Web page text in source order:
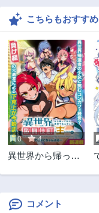
第11話
第9.2話
2年前
第8.2話
2年前
第8話
2年前
第7.2話
2年前
第7.1話
第6.2話
こちらもおすすめ
0 4
異世界から帰って
になる話
コメント